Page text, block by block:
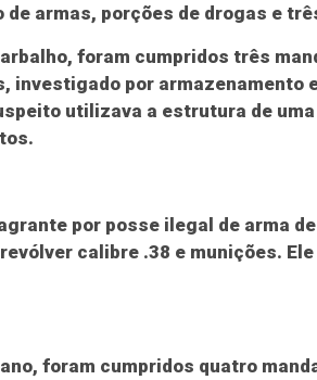
armas, porções de drogas e
foram cumpridos três
investigado por armazenamento
utilizava a estrutura de
por posse ilegal de arma
calibre .38 e munições.
foram cumpridos quatro